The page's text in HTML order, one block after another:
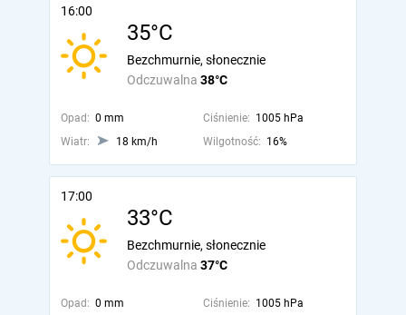
16:00
35°C
Odczuwalna 38°C
Bezchmurnie, słonecznie
Opad: 0 mm Ciśnienie: 1005 hPa
Wiatr:
18 km/h Wilgotność: 16%
17:00
33°C
Odczuwalna 37°C
Bezchmurnie, słonecznie
Opad: 0 mm Ciśnienie: 1005 hPa